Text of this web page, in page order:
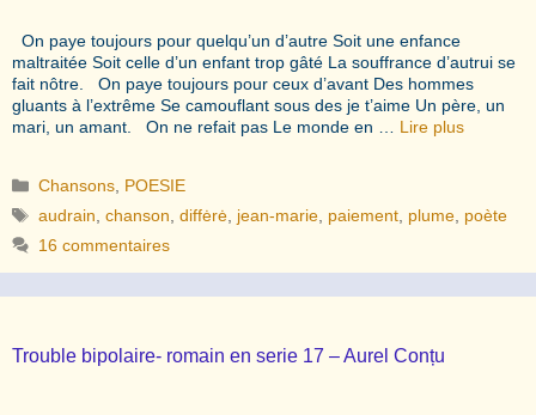
On paye toujours pour quelqu’un d’autre Soit une enfance
maltraitée Soit celle d’un enfant trop gâté La souffrance d’autrui se
fait nôtre. On paye toujours pour ceux d’avant Des hommes
gluants à l’extrême Se camouflant sous des je t’aime Un père, un
mari, un amant. On ne refait pas Le monde en … Lire plus
Catégories
Chansons POESIE
Étiquettes
audrain ,chanson ,diffėrė jean-marie paiement plume poète
16 commentaires
Trouble bipolaire- romain en serie 17 – Aurel Conțu